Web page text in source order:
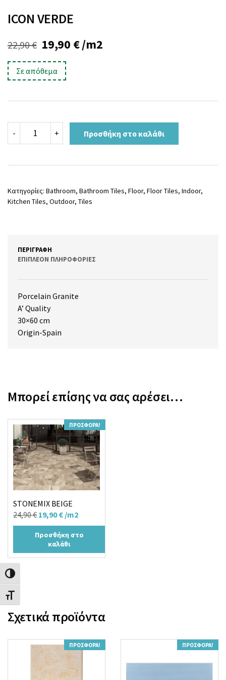
Εναλλαγή Υψηλής Αντίθεσης
Εναλλαγή Μεγέθους Γραμμάτων
ICON VERDE
22,90€ Original
price
was:
22,90 €.
19,90 €Η
είναι:
/m2
Σε απόθεμα
-
VERDE
ποσότητα
+ Προσθήκη στο καλάθι
Κατηγορίες: Bathroom, Bathroom Tiles, Floor, Floor Tiles, Indoor,
Kitchen Tiles, Outdoor, Tiles
ΠΕΡΙΓΡΑΦΉ
ΕΠΙΠΛΈΟΝ ΠΛΗΡΟΦΟΡΊΕΣ
Porcelain Granite
A’ Quality
30×60 cm
Origin-Spain
Μπορεί επίσης να σας αρέσει…
ΠΡΟΣΦΟΡΆ!
STONEMIX BEIGE
24,90€ Original
price
was:
19,90€Η
τρέχουσα
τιμή
/m2
Προσθήκη στο
καλάθι
Σχετικά προϊόντα
ΠΡΟΣΦΟΡΆ! ΠΡΟΣΦΟΡΆ!